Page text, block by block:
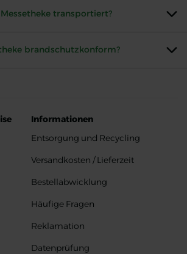
transportiert?
brandschutzkonform?
Informationen
Entsorgung und Recycling
Versandkosten / Lieferzeit
Bestellabwicklung
Häufige Fragen
Reklamation
Datenprüfung